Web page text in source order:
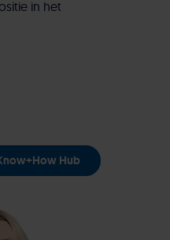
in het
Hub